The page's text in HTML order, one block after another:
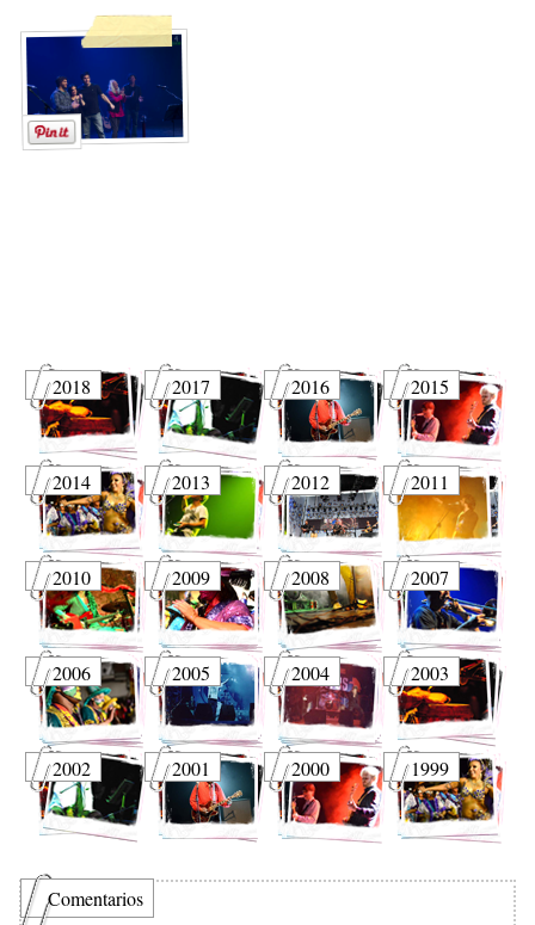
2018 2017 2016 2015
2014 2013 2012 2011
2010 2009 2008 2007
2006 2005 2004 2003
2002 2001 2000 1999
Comentarios